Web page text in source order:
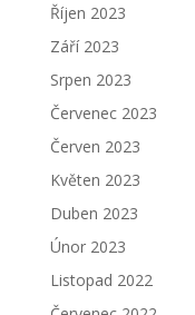
Říjen 2023
Září 2023
Srpen 2023
Červenec 2023
Červen 2023
Květen 2023
Duben 2023
Únor 2023
Listopad 2022